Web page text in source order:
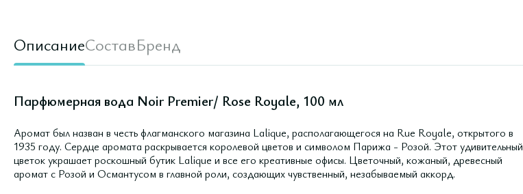
ОписаниеСоставБренд
Парфюмерная вода Noir Premier/ Rose Royale, 100 мл
Аромат был назван в честь флагманского магазина Lalique, располагающегося на Rue Royale, открытого в
1935 году. Сердце аромата раскрывается королевой цветов и символом Парижа - Розой. Этот удивительный
цветок украшает роскошный бутик Lalique и все его креативные офисы. Цветочный, кожаный, древесный
аромат с Розой и Османтусом в главной роли, создающих чувственный, незабываемый аккорд.